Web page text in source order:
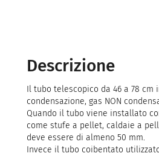
Descrizione
Il tubo telescopico da 46 a 78
condensazione, gas NON
Quando il tubo viene installato
come stufe a pellet, caldaie a
deve essere di almeno 50 mm.
Invece il tubo coibentato